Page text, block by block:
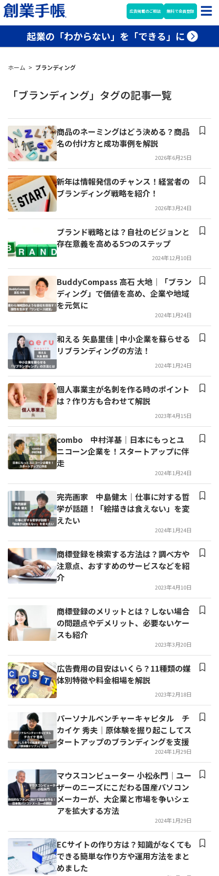
広告掲載のご相談 無料で会員登録
起業の「わからない」を「できる」に
ホーム > ブランディング
「ブランディング」タグの記事一覧
商品のネーミングはどう決める？商品
名の付け方と成功事例を解説
2026年6月25日
新年は情報発信のチャンス！経営者の
ブランディング戦略を紹介！
2026年3月24日
ブランド戦略とは？自社のビジョンと
存在意義を高める5つのステップ
2024年12月10日
BuddyCompass 高石 大地｜「ブラン
ディング」で価値を高め、企業や地域
を元気に
2024年1月24日
和える 矢島里佳 | 中小企業を蘇らせる
リブランディングの方法！
2024年1月24日
個人事業主が名刺を作る時のポイント
は？作り方も合わせて解説
2023年4月15日
combo 中村洋基｜日本にもっとユ
ニコーン企業を！スタートアップに伴
走
2024年1月24日
完売画家 中島健太｜仕事に対する哲
学が話題！「絵描きは食えない」を変
えたい
2024年1月24日
商標登録を検索する方法は？調べ方や
注意点、おすすめのサービスなどを紹
介
2023年4月10日
商標登録のメリットとは？しない場合
の問題点やデメリット、必要ないケー
スも紹介
2023年3月20日
広告費用の目安はいくら？11種類の媒
体別特徴や料金相場を解説
2023年2月18日
パーソナルベンチャーキャピタル チ
カイケ 秀夫｜原体験を掘り起こしてス
タートアップのブランディングを支援
2024年1月29日
マウスコンピューター 小松永門│ユー
ザーのニーズにこだわる国産パソコン
メーカーが、大企業と市場を争いシェ
アを拡大する方法
2024年1月29日
ECサイトの作り方は？知識がなくても
できる簡単な作り方や運用方法をまと
めました